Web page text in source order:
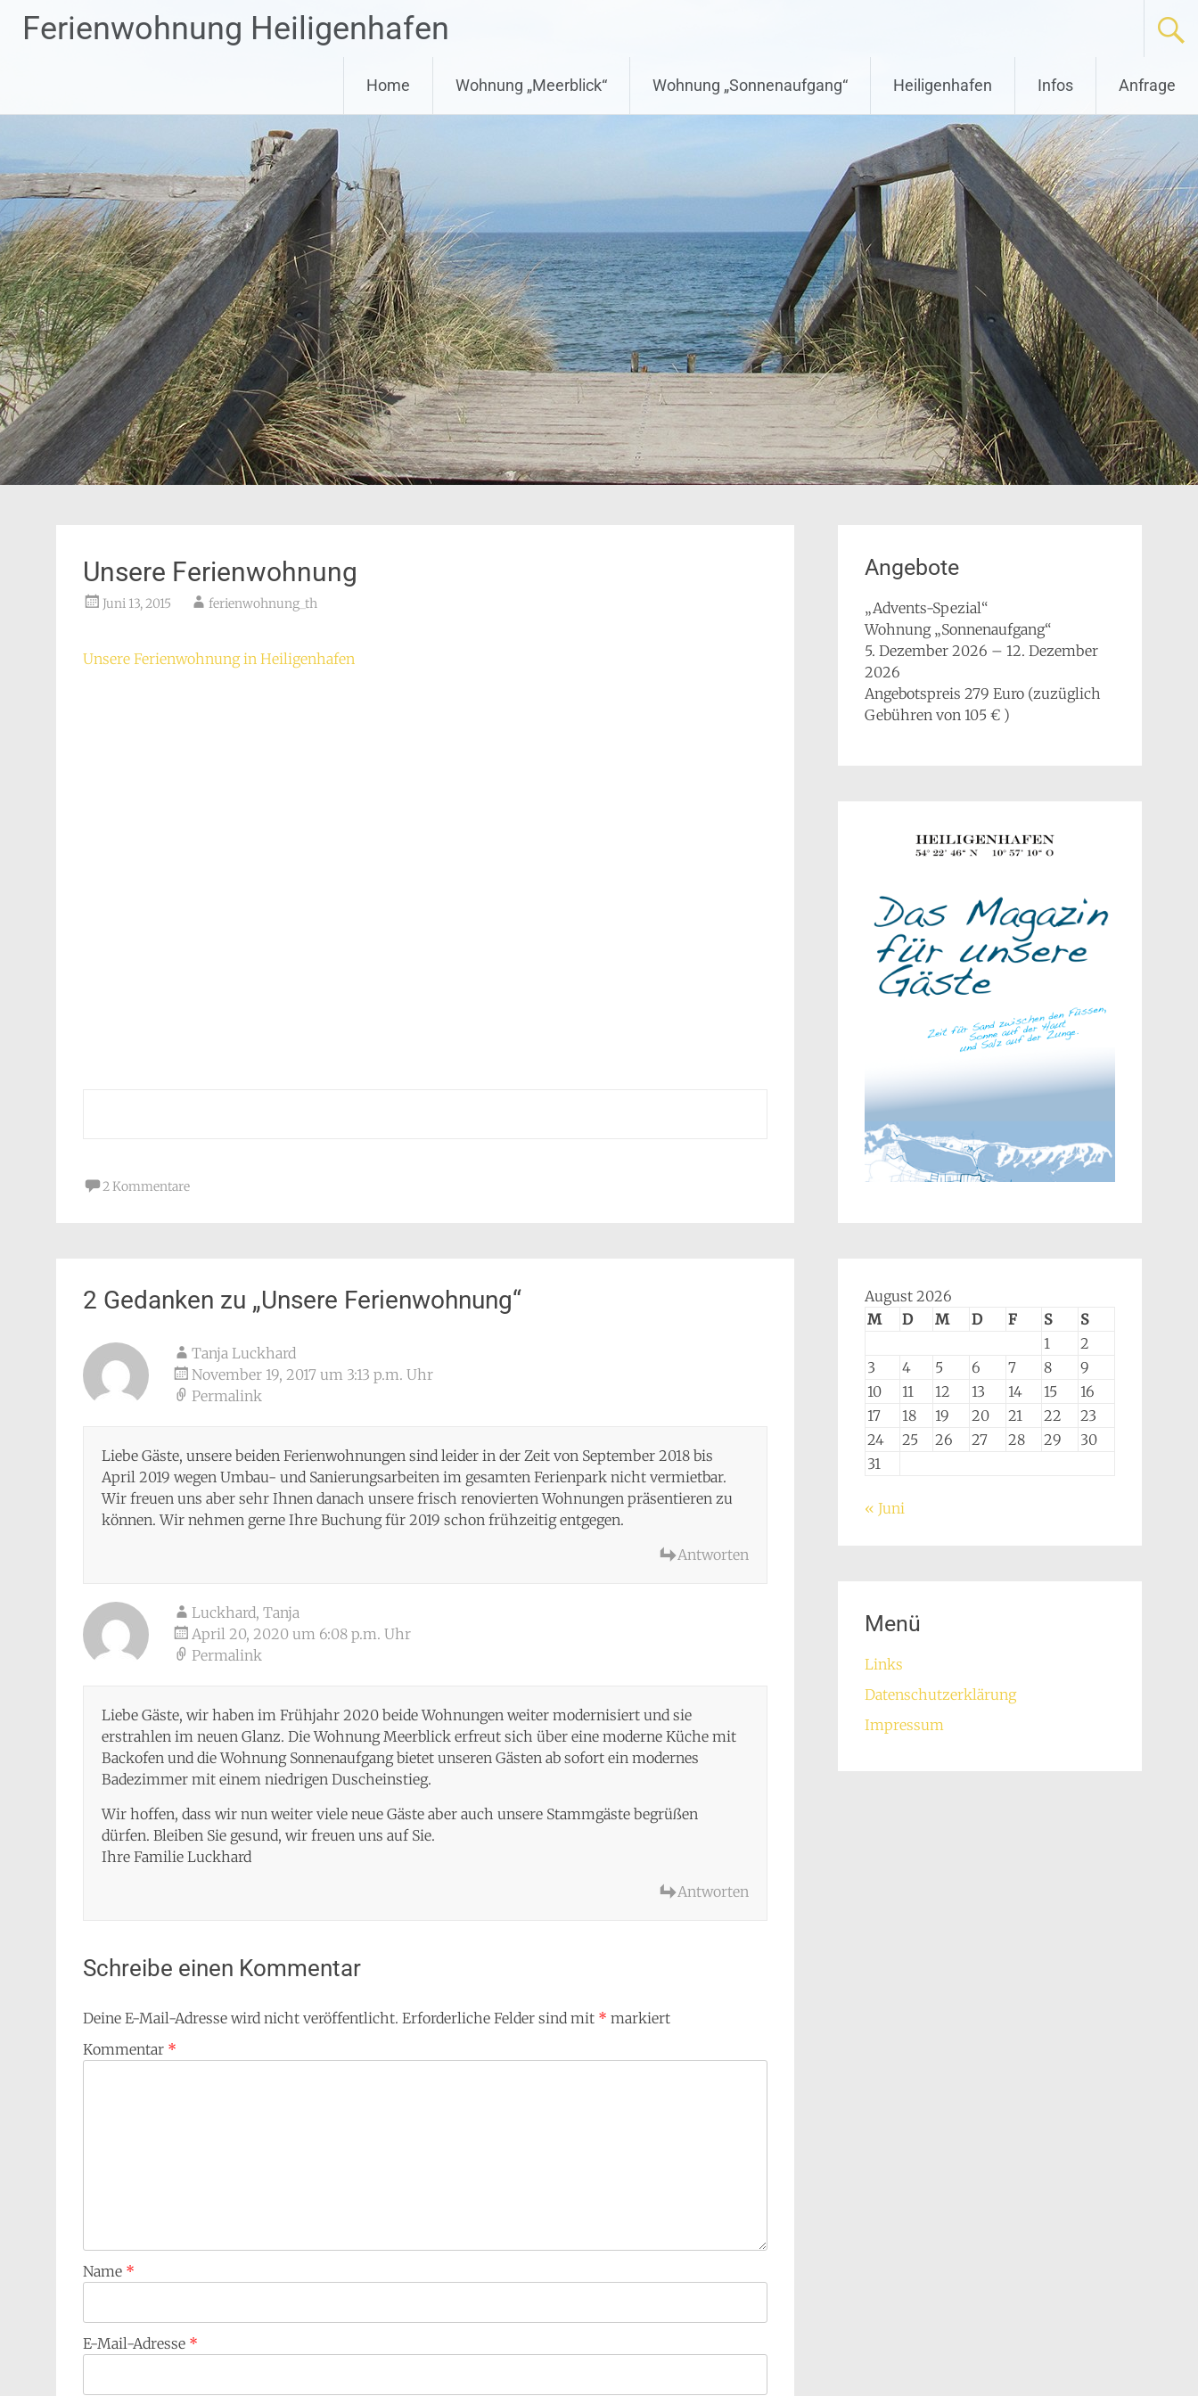
InhaltFerienwohnung Heiligenhafen
Home Wohnung „Meerblick“ Wohnung „Sonnenaufgang“ Heiligenhafen Infos Anfrage
Unsere Ferienwohnung
Juni 13, 2015 ferienwohnung_th
Unsere Ferienwohnung in Heiligenhafen
2 Kommentare
2 Gedanken zu „Unsere Ferienwohnung“
Tanja Luckhard
November 19, 2017 um 3:13 p.m. Uhr
Permalink
Liebe Gäste, unsere beiden Ferienwohnungen sind leider in der Zeit von September 2018 bis
April 2019 wegen Umbau- und Sanierungsarbeiten im gesamten Ferienpark nicht vermietbar.
Wir freuen uns aber sehr Ihnen danach unsere frisch renovierten Wohnungen präsentieren zu
können. Wir nehmen gerne Ihre Buchung für 2019 schon frühzeitig entgegen.
Antworten
Luckhard, Tanja
April 20, 2020 um 6:08 p.m. Uhr
Permalink
Liebe Gäste, wir haben im Frühjahr 2020 beide Wohnungen weiter modernisiert und sie
erstrahlen im neuen Glanz. Die Wohnung Meerblick erfreut sich über eine moderne Küche mit
Backofen und die Wohnung Sonnenaufgang bietet unseren Gästen ab sofort ein modernes
Badezimmer mit einem niedrigen Duscheinstieg.
Wir hoffen, dass wir nun weiter viele neue Gäste aber auch unsere Stammgäste begrüßen
dürfen. Bleiben Sie gesund, wir freuen uns auf Sie.
Ihre Familie Luckhard
Antworten
Schreibe einen Kommentar
Deine E-Mail-Adresse wird nicht veröffentlicht. Erforderliche Felder sind mit * markiert
Kommentar *
Name *
E-Mail-Adresse *
Angebote
„Advents-Spezial“
Wohnung „Sonnenaufgang“
5. Dezember 2026 – 12. Dezember
2026
Angebotspreis 279 Euro (zuzüglich
Gebühren von 105 € )
August 2026
M
D M D F S
S
1
2
3
4 5 6 7 8
9
10
11 12 13 14 15
16
17
18 19 20 21 22
23
24
25 26 27 28 29
30
31
« Juni
Menü
Links
Datenschutzerklärung
Impressum